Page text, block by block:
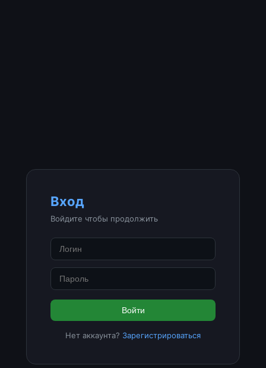
Вход
Войдите чтобы продолжить
Войти
Нет аккаунта? Зарегистрироваться